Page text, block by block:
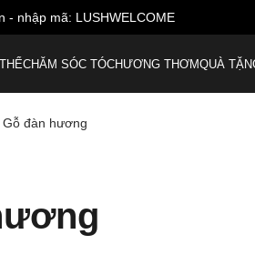
- nhập mã: LUSHWELCOME
CHĂM SÓC TÓCHƯƠNG THƠMQUÀ
Gỗ đàn hương